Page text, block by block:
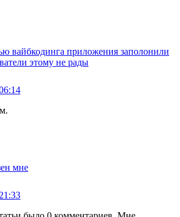
вайбкодинга приложения заполонили
этому не рады
мне